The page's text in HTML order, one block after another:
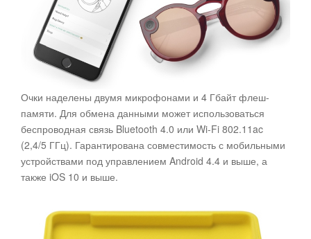
Очки наделены двумя микрофонами и 4 Гбайт флеш-
памяти. Для обмена данными может использоваться
беспроводная связь Bluetooth 4.0 или Wi-Fi 802.11ac
(2,4/5 ГГц). Гарантирована совместимость с мобильными
устройствами под управлением Android 4.4 и выше, а
также iOS 10 и выше.